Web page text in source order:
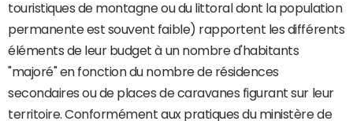
touristiques de montagne ou du littoral dont la population
permanente est souvent faible) rapportent les différents
éléments de leur budget à un nombre d'habitants
"majoré" en fonction du nombre de résidences
secondaires ou de places de caravanes figurant sur leur
territoire. Conformément aux pratiques du ministère de